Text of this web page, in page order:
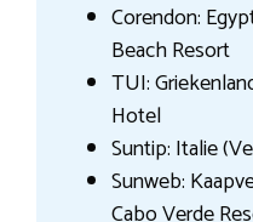
Corendon:
Beach Resort
TUI:
Hotel
Suntip: Italie
Sunweb: